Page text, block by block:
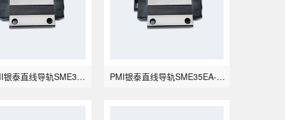
台湾PMI银泰直线导轨SME30LEA-带钢珠链带型 PMI银泰直线导轨SME35EA-带钢珠链带型